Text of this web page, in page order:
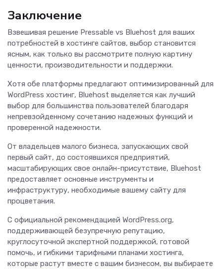
Заключение
Взвешивая решение Pressable vs Bluehost для ваших
потребностей в хостинге сайтов, выбор становится
ясным, как только вы рассмотрите полную картину
ценности, производительности и поддержки.
Хотя обе платформы предлагают оптимизированный для
WordPress хостинг, Bluehost выделяется как лучший
выбор для большинства пользователей благодаря
непревзойденному сочетанию надежных функций и
проверенной надежности.
От владельцев малого бизнеса, запускающих свой
первый сайт, до состоявшихся предприятий,
масштабирующих свое онлайн-присутствие, Bluehost
предоставляет основные инструменты и
инфраструктуру, необходимые вашему сайту для
процветания.
С официальной рекомендацией WordPress.org,
поддерживающей безупречную репутацию,
круглосуточной экспертной поддержкой, готовой
помочь, и гибкими тарифными планами хостинга,
которые растут вместе с вашим бизнесом, вы выбираете